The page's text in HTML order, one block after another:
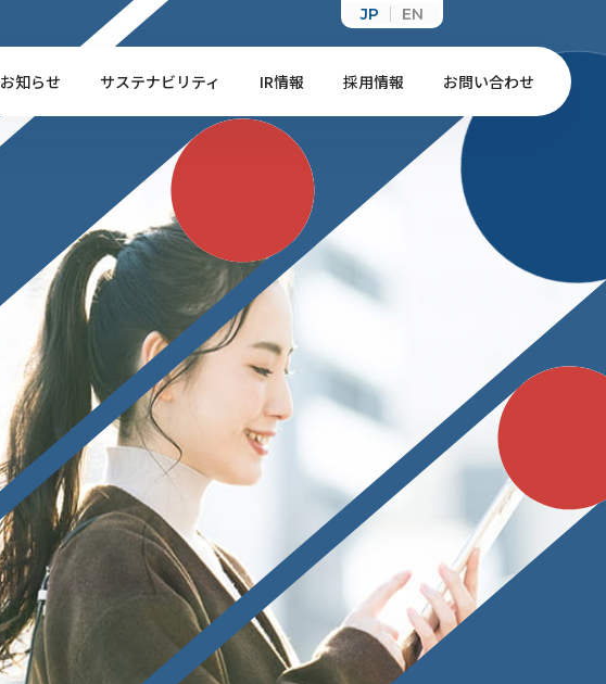
JP EN
お知らせ サステナビリティ IR情報 採用情報 お問い合わせ